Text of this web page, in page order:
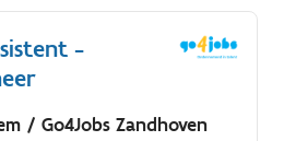
-
/ Go4Jobs Zandhoven